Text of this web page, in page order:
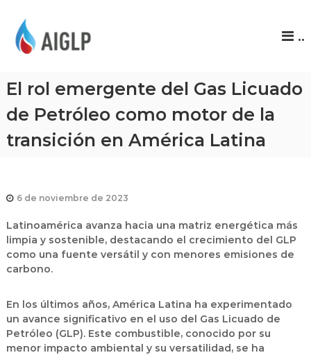
P
..
El rol emergente del Gas Licuado
de Petróleo como motor de la
transición en América Latina
6 de noviembre de 2023
Latinoamérica avanza hacia una matriz energética más
limpia y sostenible, destacando el crecimiento del GLP
como una fuente versátil y con menores emisiones de
carbono.
En los últimos años, América Latina ha experimentado
un avance significativo en el uso del Gas Licuado de
Petróleo (GLP). Este combustible, conocido por su
menor impacto ambiental y su versatilidad, se ha